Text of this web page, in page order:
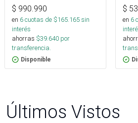
$ 990.990
en 6cuotas de $165.165sin
interés
ahorras $39.640 por
transferencia.
Disponible
$
en 6
Últimos Vistos